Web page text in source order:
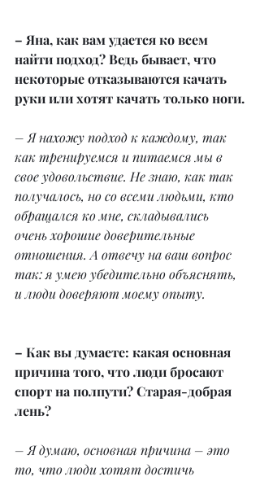
– Яна, как вам удается ко всем
найти подход? Ведь бывает, что
некоторые отказываются качать
руки или хотят качать только ноги.
– Я нахожу подход к каждому, так
как тренируемся и питаемся мы в
свое удовольствие. Не знаю, как так
получалось, но со всеми людьми, кто
обращался ко мне, складывались
очень хорошие доверительные
отношения. А отвечу на ваш вопрос
так: я умею убедительно объяснять,
и люди доверяют моему опыту.
– Как вы думаете: какая основная
причина того, что люди бросают
спорт на полпути? Старая-добрая
лень?
– Я думаю, основная причина – это
то, что люди хотят достичь